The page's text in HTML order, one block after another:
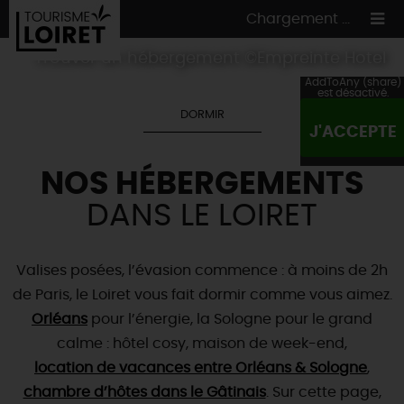
Chargement ...
VOS ENVIES
LES INCONTOURNABLESMADE IN LOIRET
HÉBERGEMENTS
HÉBERGEMENTS
RÉSERVERMAINTENANT
CULTURE
VILLES & VILLAGES
TOUTES LES VISITES
TOUS ÀL'EAU !
EN MODENATURE& AVENTURE
...ET AUSSI
Où manger
Maîtresrestaurateurs
marchés
Artistes et Artisans d'Art
Nosspécialités du terroir etproducteurs
Téléchargez le Guide de l'été 2026 🤽🌞
Avis de fraicheur ici pour éviter la chaleur 🥵
TOURISME &HANDICAP
DORMIR
NOS HÉBERGEMENTS
DANS LE LOIRET
Valises posées, l’évasion commence : à moins de 2h
de Paris, le Loiret vous fait dormir comme vous aimez.
Orléans pour l’énergie, la Sologne pour le grand
calme : hôtel cosy, maison de week-end,
location de vacances entre Orléans & Sologne,
chambre d’hôtes dans le Gâtinais. Sur cette page,
AddToAny (share)
est désactivé.
J'ACCEPTE